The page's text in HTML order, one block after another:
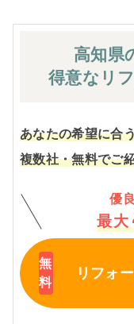
高知県
得意なリ
あなたの希望に合
複数社・無料でご
優
最大
リフォ